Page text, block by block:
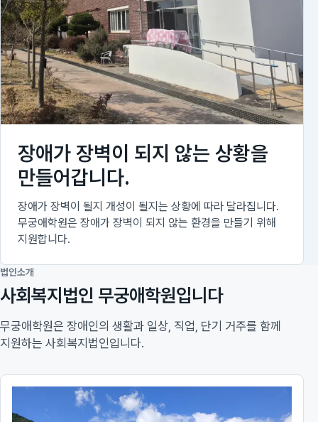
장애가 장벽이 되지 않는 상황을
만들어갑니다.
장애가 장벽이 될지 개성이 될지는 상황에 따라 달라집니다.
무궁애학원은 장애가 장벽이 되지 않는 환경을 만들기 위해
지원합니다.
법인소개
사회복지법인 무궁애학원입니다
무궁애학원은 장애인의 생활과 일상, 직업, 단기 거주를 함께
지원하는 사회복지법인입니다.